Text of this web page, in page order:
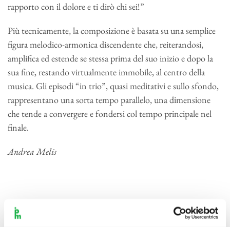
rapporto con il dolore e ti dirò chi sei!”
Più tecnicamente, la composizione è basata su una semplice
figura melodico-armonica discendente che, reiterandosi,
amplifica ed estende se stessa prima del suo inizio e dopo la
sua fine, restando virtualmente immobile, al centro della
musica. Gli episodi “in trio”, quasi meditativi e sullo sfondo,
rappresentano una sorta tempo parallelo, una dimensione
che tende a convergere e fondersi col tempo principale nel
finale.
Andrea Melis